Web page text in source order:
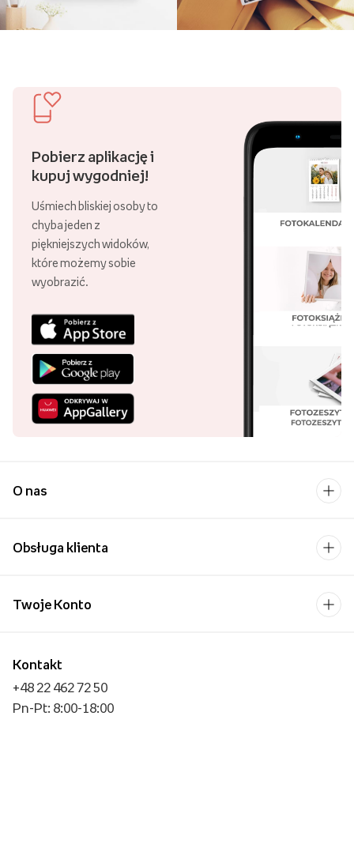
Pobierz aplikację i
kupuj wygodniej!
Uśmiech bliskiej osoby to
chyba jeden z
piękniejszych widoków,
które możemy sobie
wyobrazić.
O nas
Obsługa klienta
Kontakt
+48 22 462 72 50
Pn-Pt: 8:00-18:00
Twoje Konto